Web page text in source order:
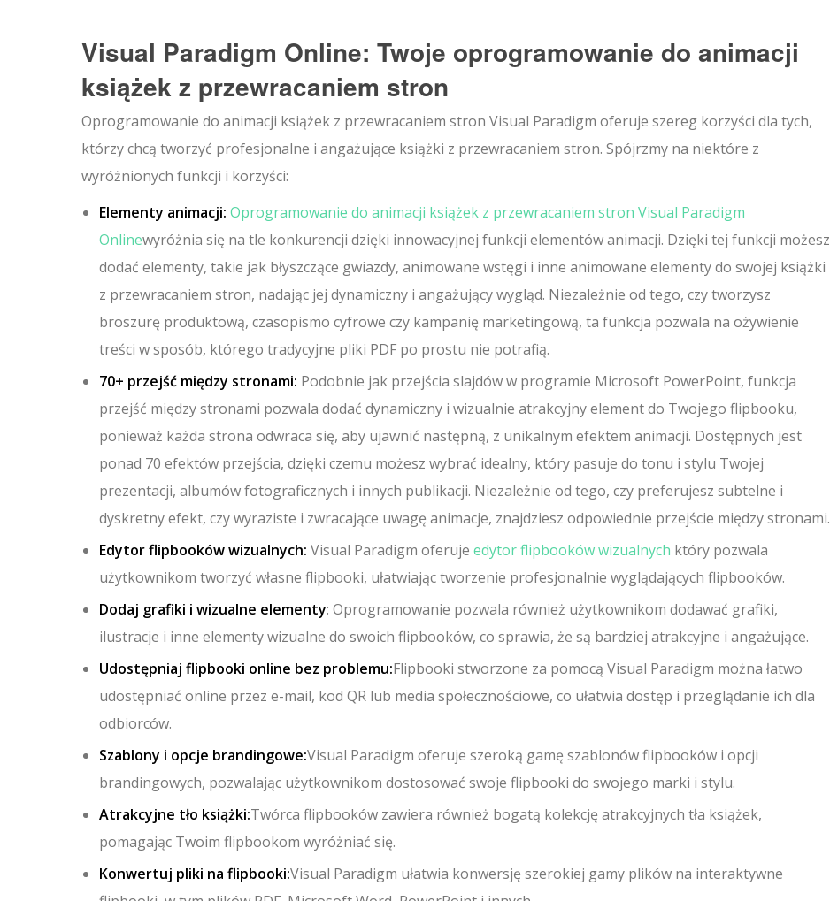
Visual Paradigm Online: Twoje oprogramowanie do animacji
książek z przewracaniem stron
Oprogramowanie do animacji książek z przewracaniem stron Visual Paradigm oferuje szereg korzyści dla tych,
którzy chcą tworzyć profesjonalne i angażujące książki z przewracaniem stron. Spójrzmy na niektóre z
wyróżnionych funkcji i korzyści:
Elementy animacji: Oprogramowanie do animacji książek z przewracaniem stron Visual Paradigm
Onlinewyróżnia się na tle konkurencji dzięki innowacyjnej funkcji elementów animacji. Dzięki tej funkcji możesz
dodać elementy, takie jak błyszczące gwiazdy, animowane wstęgi i inne animowane elementy do swojej książki
z przewracaniem stron, nadając jej dynamiczny i angażujący wygląd. Niezależnie od tego, czy tworzysz
broszurę produktową, czasopismo cyfrowe czy kampanię marketingową, ta funkcja pozwala na ożywienie
treści w sposób, którego tradycyjne pliki PDF po prostu nie potrafią.
70+ przejść między stronami: Podobnie jak przejścia slajdów w programie Microsoft PowerPoint, funkcja
przejść między stronami pozwala dodać dynamiczny i wizualnie atrakcyjny element do Twojego flipbooku,
ponieważ każda strona odwraca się, aby ujawnić następną, z unikalnym efektem animacji. Dostępnych jest
ponad 70 efektów przejścia, dzięki czemu możesz wybrać idealny, który pasuje do tonu i stylu Twojej
prezentacji, albumów fotograficznych i innych publikacji. Niezależnie od tego, czy preferujesz subtelne i
dyskretny efekt, czy wyraziste i zwracające uwagę animacje, znajdziesz odpowiednie przejście między stronami.
Edytor flipbooków wizualnych: Visual Paradigm oferuje edytor flipbooków wizualnych który pozwala
użytkownikom tworzyć własne flipbooki, ułatwiając tworzenie profesjonalnie wyglądających flipbooków.
Dodaj grafiki i wizualne elementy: Oprogramowanie pozwala również użytkownikom dodawać grafiki,
ilustracje i inne elementy wizualne do swoich flipbooków, co sprawia, że są bardziej atrakcyjne i angażujące.
Udostępniaj flipbooki online bez problemu:Flipbooki stworzone za pomocą Visual Paradigm można łatwo
udostępniać online przez e-mail, kod QR lub media społecznościowe, co ułatwia dostęp i przeglądanie ich dla
odbiorców.
Szablony i opcje brandingowe:Visual Paradigm oferuje szeroką gamę szablonów flipbooków i opcji
brandingowych, pozwalając użytkownikom dostosować swoje flipbooki do swojego marki i stylu.
Atrakcyjne tło książki:Twórca flipbooków zawiera również bogatą kolekcję atrakcyjnych tła książek,
pomagając Twoim flipbookom wyróżniać się.
Konwertuj pliki na flipbooki:Visual Paradigm ułatwia konwersję szerokiej gamy plików na interaktywne